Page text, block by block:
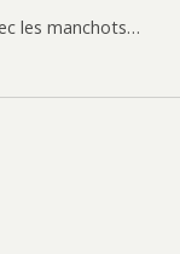
les manchots…